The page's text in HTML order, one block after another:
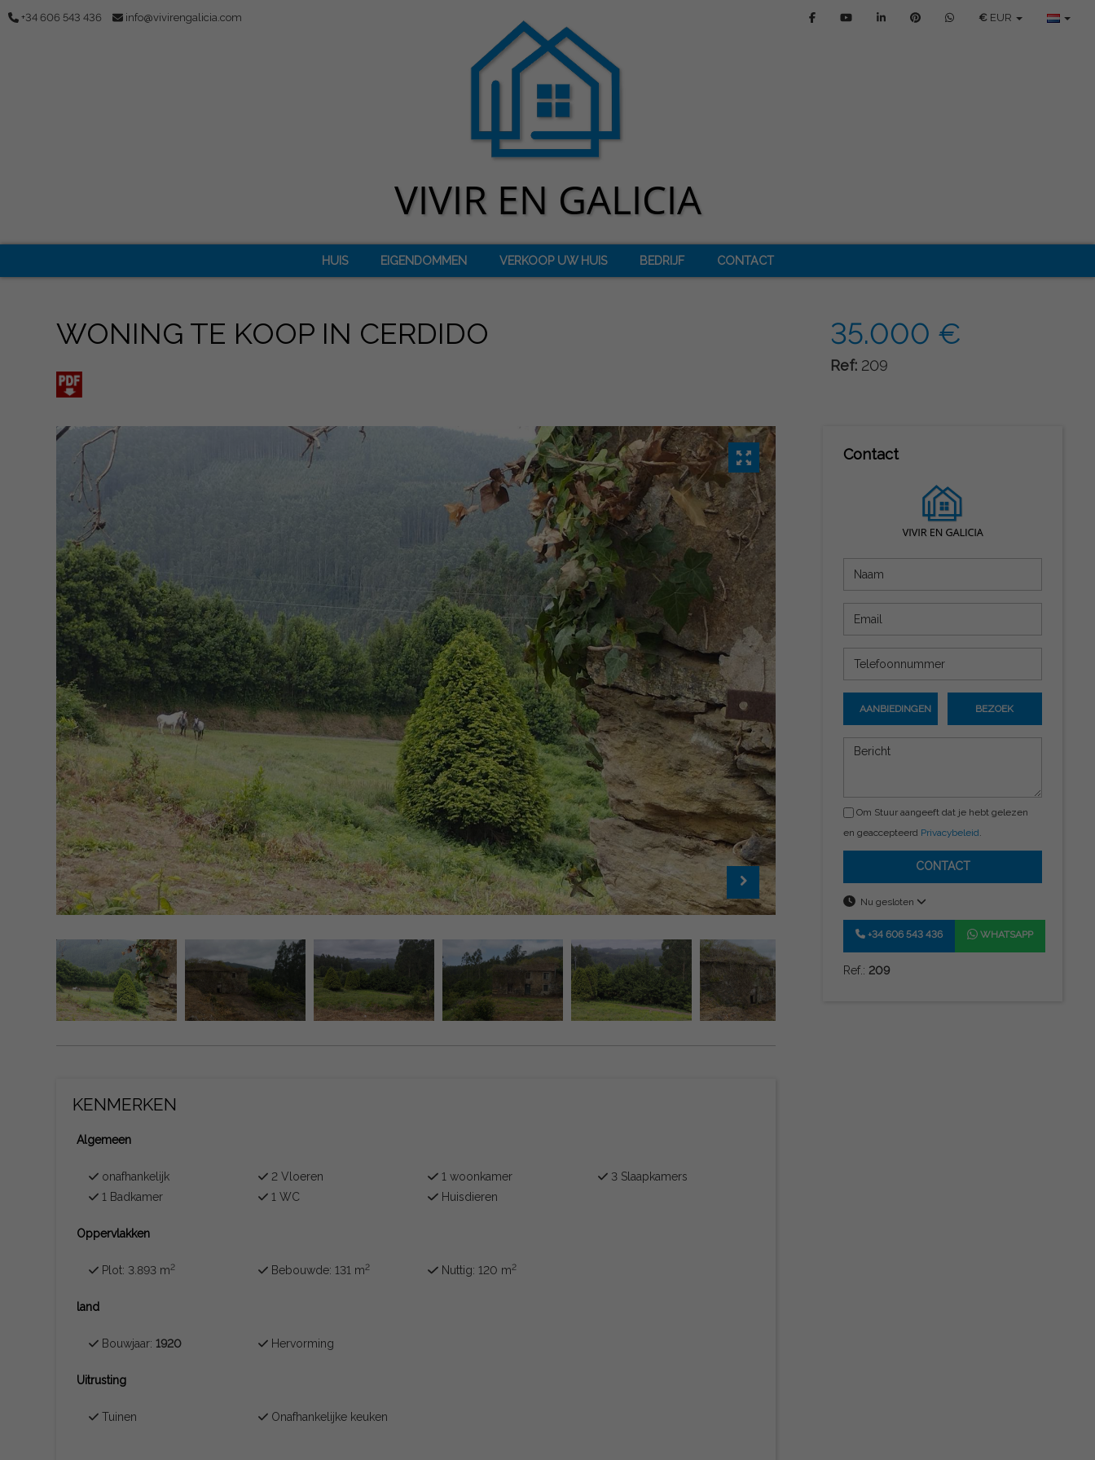
+34 606 543 436 info@vivirengalicia.com € EUR
HUIS EIGENDOMMEN VERKOOP UW HUIS BEDRIJF CONTACT
WONING TE KOOP IN CERDIDO 35.000 €
Ref: 209
KENMERKEN
Algemeen
onafhankelijk 2 Vloeren 1 woonkamer
3 Slaapkamers
1 Badkamer
1 WC Huisdieren
Oppervlakken
Plot: 3.893 m2 Bebouwde: 131 m2 Nuttig: 120 m2
land
Bouwjaar: 1920 Hervorming
Uitrusting
Tuinen Onafhankelijke keuken
Contact
AANBIEDINGEN BEZOEK
Om Stuur aangeeft dat je hebt gelezen
en geaccepteerd Privacybeleid
CONTACT
Nu gesloten
+34 606 543 436 WHATSAPP
Ref.: 209